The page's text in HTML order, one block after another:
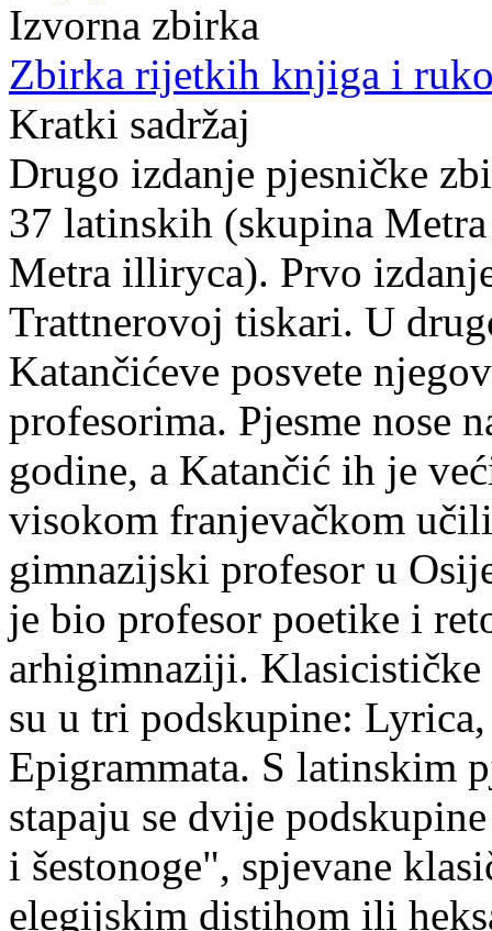
Izvorna zbirka
Zbirka rijetkih knjiga i
Kratki sadržaj
Drugo izdanje pjesničke
37 latinskih (skupina
Metra illiryca). Prvo
Trattnerovoj tiskari. U
Katančićeve posvete
profesorima. Pjesme nose
godine, a Katančić ih je
visokom franjevačkom
gimnazijski profesor u
je bio profesor poetike i
arhigimnaziji. Klasicističke
su u tri podskupine:
Epigrammata. S latinskim
stapaju se dvije
i šestonoge", spjevane
elegijskim distihom ili